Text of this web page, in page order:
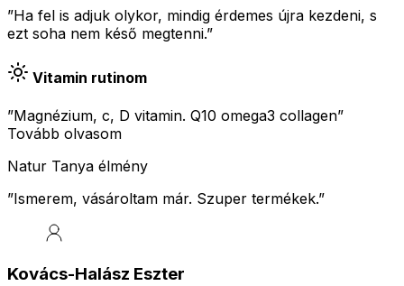
”Ha fel is adjuk olykor, mindig érdemes újra kezdeni, s
ezt soha nem késő megtenni.”
Vitamin rutinom
”Magnézium, c, D vitamin. Q10 omega3 collagen”
Tovább olvasom
Natur Tanya élmény
”Ismerem, vásároltam már. Szuper termékek.”
Kovács-Halász Eszter